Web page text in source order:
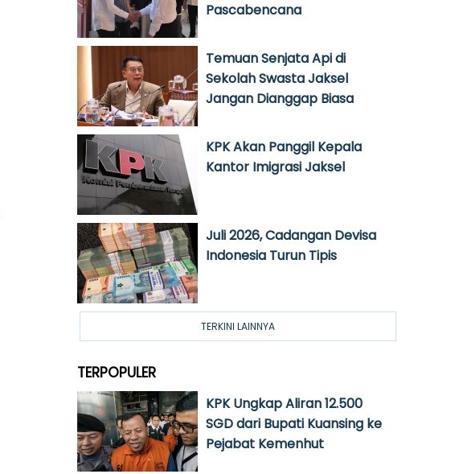
Pascabencana
Temuan Senjata Api di
Sekolah Swasta Jaksel
Jangan Dianggap Biasa
KPK Akan Panggil Kepala
Kantor Imigrasi Jaksel
Juli 2026, Cadangan Devisa
Indonesia Turun Tipis
TERKINI LAINNYA
TERPOPULER
KPK Ungkap Aliran 12.500
SGD dari Bupati Kuansing ke
Pejabat Kemenhut